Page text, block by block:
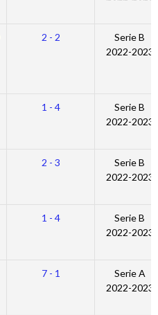
2 - 2
Serie B
2022-2023
1 - 4
Serie B
2022-2023
2 - 3
Serie B
2022-2023
1 - 4
Serie B
2022-2023
7 - 1
Serie A
2022-2023